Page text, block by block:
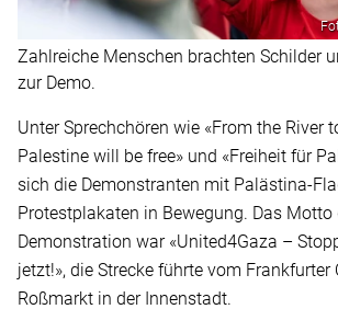
Zahlreiche Menschen brachten Schilder
zur Demo.
Unter Sprechchören wie «From the River
Palestine will be free» und «Freiheit für
sich die Demonstranten mit Palästina-
Protestplakaten in Bewegung. Das Motto
Demonstration war «United4Gaza –
jetzt!», die Strecke führte vom Frankfurter
Roßmarkt in der Innenstadt.